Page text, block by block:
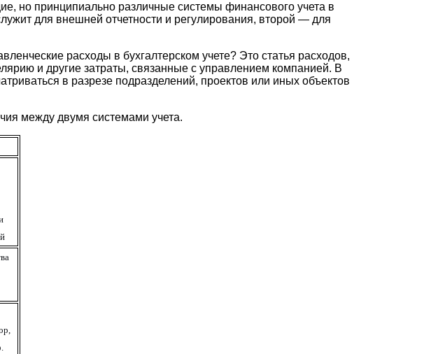
но принципиально различные системы финансового учета в
для внешней отчетности и регулирования, второй — для
расходы в бухгалтерском учете? Это статья расходов,
и другие затраты, связанные с управлением компанией. В
в разрезе подразделений, проектов или иных объектов
между двумя системами учета.